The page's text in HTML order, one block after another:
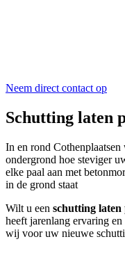
Neem direct contact op
Schutting laten
In en rond
ondergrond hoe steviger
elke paal aan met
in de grond staat
Wilt u een schutting laten
heeft jarenlang ervaring
wij voor uw nieuwe